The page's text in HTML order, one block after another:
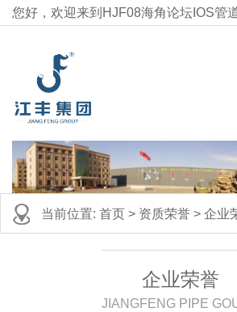
您好，欢迎来到HJF08海角论坛IOS管道
当前位置: 首页 > 资质荣誉 > 企业
企业荣誉
JIANGFENG PIPE